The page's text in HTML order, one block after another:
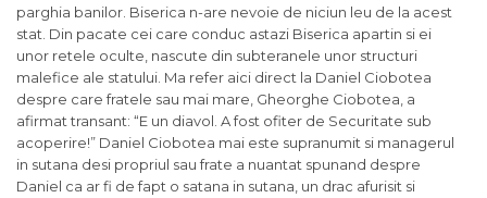
parghia banilor. Biserica n-are nevoie de niciun leu de la acest
stat. Din pacate cei care conduc astazi Biserica apartin si ei
unor retele oculte, nascute din subteranele unor structuri
malefice ale statului. Ma refer aici direct la Daniel Ciobotea
despre care fratele sau mai mare, Gheorghe Ciobotea, a
afirmat transant: “E un diavol. A fost ofiter de Securitate sub
acoperire!” Daniel Ciobotea mai este supranumit si managerul
in sutana desi propriul sau frate a nuantat spunand despre
Daniel ca ar fi de fapt o satana in sutana, un drac afurisit si